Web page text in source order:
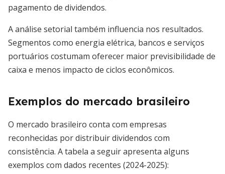
pagamento de dividendos.
A análise setorial também influencia nos resultados.
Segmentos como energia elétrica, bancos e serviços
portuários costumam oferecer maior previsibilidade de
caixa e menos impacto de ciclos econômicos.
Exemplos do mercado brasileiro
O mercado brasileiro conta com empresas
reconhecidas por distribuir dividendos com
consistência. A tabela a seguir apresenta alguns
exemplos com dados recentes (2024-2025):